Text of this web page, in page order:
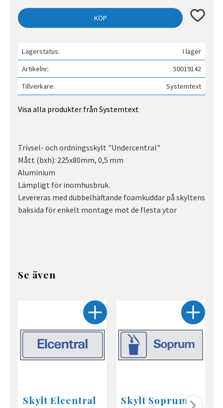
KÖP Lägg till
Lagerstatus
I lager
Artikelnr
50019142
Tillverkare
Systemtext
Visa alla produkter från Systemtext
Trivsel- och ordningsskylt "Undercentral"
Mått (bxh): 225x80mm, 0,5 mm
Aluminium
Lämpligt för inomhusbruk.
Levereras med dubbelhäftande foamkuddar på skyltens
baksida för enkelt montage mot de flesta ytor
Se även
Skylt Elcentral Skylt Soprum